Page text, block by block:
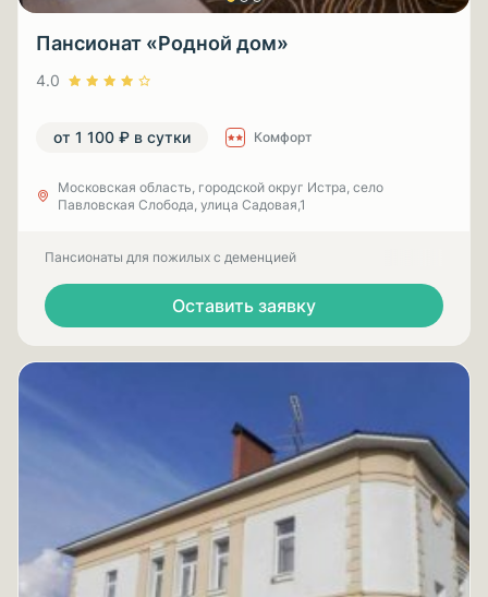
Пансионат «Родной дом»
4.0
от 1 100 ₽ в сутки Комфорт
Московская область, городской округ Истра, село
Павловская Слобода, улица Садовая,1
Пансионаты для пожилых с деменцией
Оставить заявку